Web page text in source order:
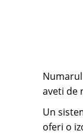
aveti de
Un
oferi o